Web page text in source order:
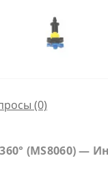
(0)
(MS8060) —